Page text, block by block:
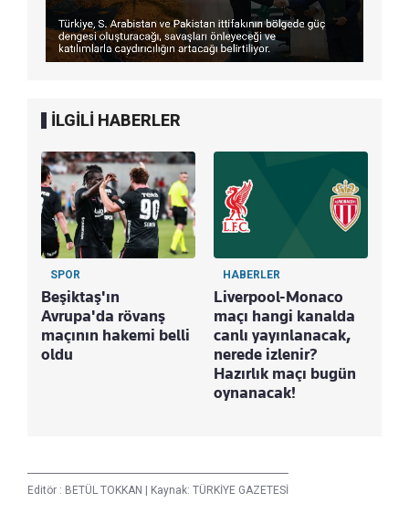
İLGİLİ HABERLER
SPOR
Beşiktaş'ın
Avrupa'da rövanş
maçının hakemi belli
oldu
HABERLER
Liverpool-Monaco
maçı hangi kanalda
canlı yayınlanacak,
nerede izlenir?
Hazırlık maçı bugün
oynanacak!
Editör : BETÜL TOKKAN Kaynak: TÜRKİYE GAZETESİ